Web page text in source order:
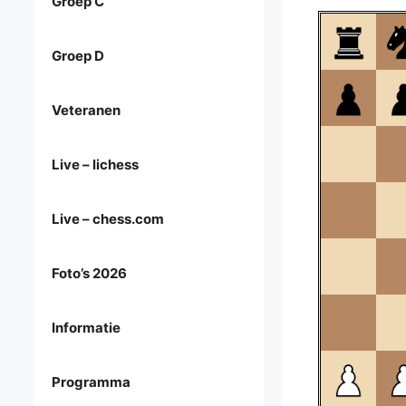
Groep D
Veteranen
Live – lichess
Live – chess.com
Foto’s 2026
Informatie
Programma